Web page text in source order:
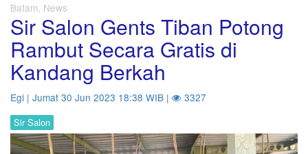
Batam, News
Sir Salon Gents Tiban Potong
Rambut Secara Gratis di
Kandang Berkah
Egi | Jumat 30 Jun 2023 18:38 WIB | 3327
Sir Salon